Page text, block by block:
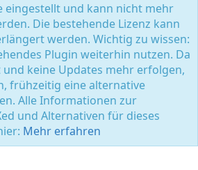
eingestellt und kann nicht mehr
Die bestehende Lizenz kann
werden. Wichtig zu wissen:
Plugin weiterhin nutzen. Da
keine Updates mehr erfolgen,
frühzeitig eine alternative
Alle Informationen zur
und Alternativen für dieses
Mehr erfahren